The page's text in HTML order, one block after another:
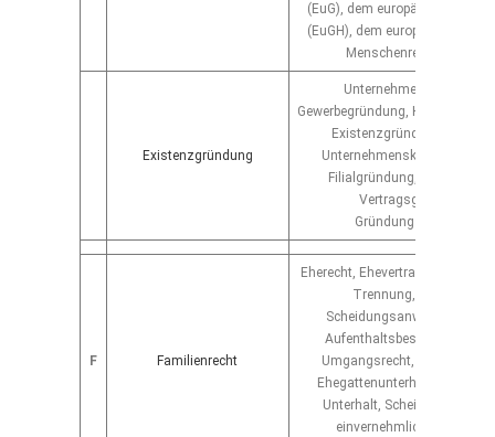
(EuG), dem europäischen
(EuGH), dem europäischen
Menschenrechte (EGMR)
Existenzgründung
Unternehmensgründung,
Gewerbegründung,
Unternehmenskauf,
Filialgründung,
Vertragsgestaltung,
Gründungsbegleitung
F Familienrecht
Eherecht, Ehevertrag,
Trennung, Scheidung,
Scheidungsanwalt,
Umgangsrecht,
Ehegattenunterhalt,
Unterhalt,
einvernehmliche